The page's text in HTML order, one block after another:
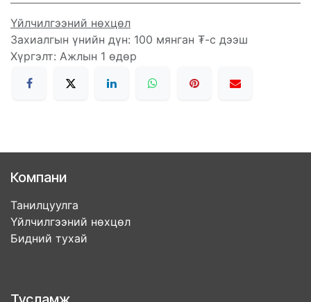
Үйлчилгээний нөхцөл
Захиалгын үнийн дүн: 100 мянган ₮-с дээш
Хүргэлт: Ажлын 1 өдөр
Компани
Танилцуулга
Үйлчилгээний нөхцөл
Бидний тухай